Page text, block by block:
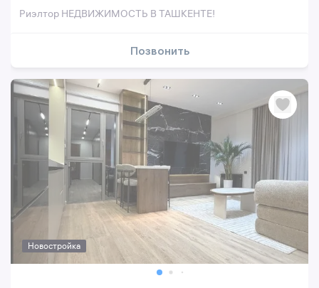
Риэлтор НЕДВИЖИМОСТЬ В ТАШКЕНТЕ!
Позвонить
Новостройка